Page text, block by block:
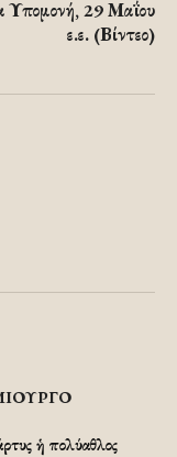
Υπομονή, 29 Μαΐου
ε.ε. (Βίντεο)
ἡ πολύαθλος